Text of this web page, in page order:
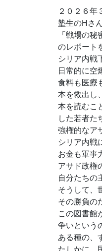
２０２６年
塾生のHさ
「戦場の
のレポート
シリア内戦
日常的に空
食料も医療
本を救出し
本を読むこ
した若者た
強権的なア
シリア内戦
お金も軍事
アサド政権
自分たちの
そうして、
その勝負の
この図書館
争いという
ある種の、